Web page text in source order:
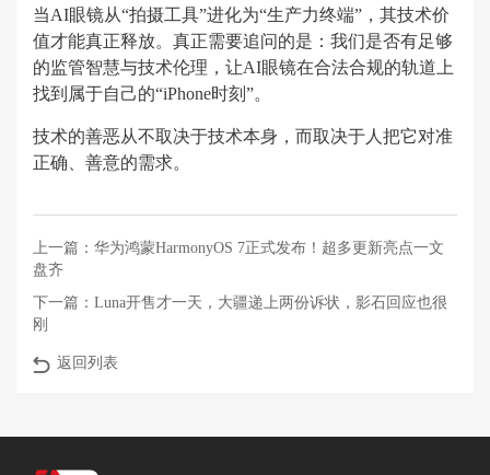
当AI眼镜从“拍摄工具”进化为“生产力终端”，其技术价
值才能真正释放。真正需要追问的是：我们是否有足够
的监管智慧与技术伦理，让AI眼镜在合法合规的轨道上
找到属于自己的“iPhone时刻”。
技术的善恶从不取决于技术本身，而取决于人把它对准
正确、善意的需求。
上一篇： 华为鸿蒙HarmonyOS 7正式发布！超多更新亮点一文
盘齐
下一篇： Luna开售才一天，大疆递上两份诉状，影石回应也很
刚
返回列表